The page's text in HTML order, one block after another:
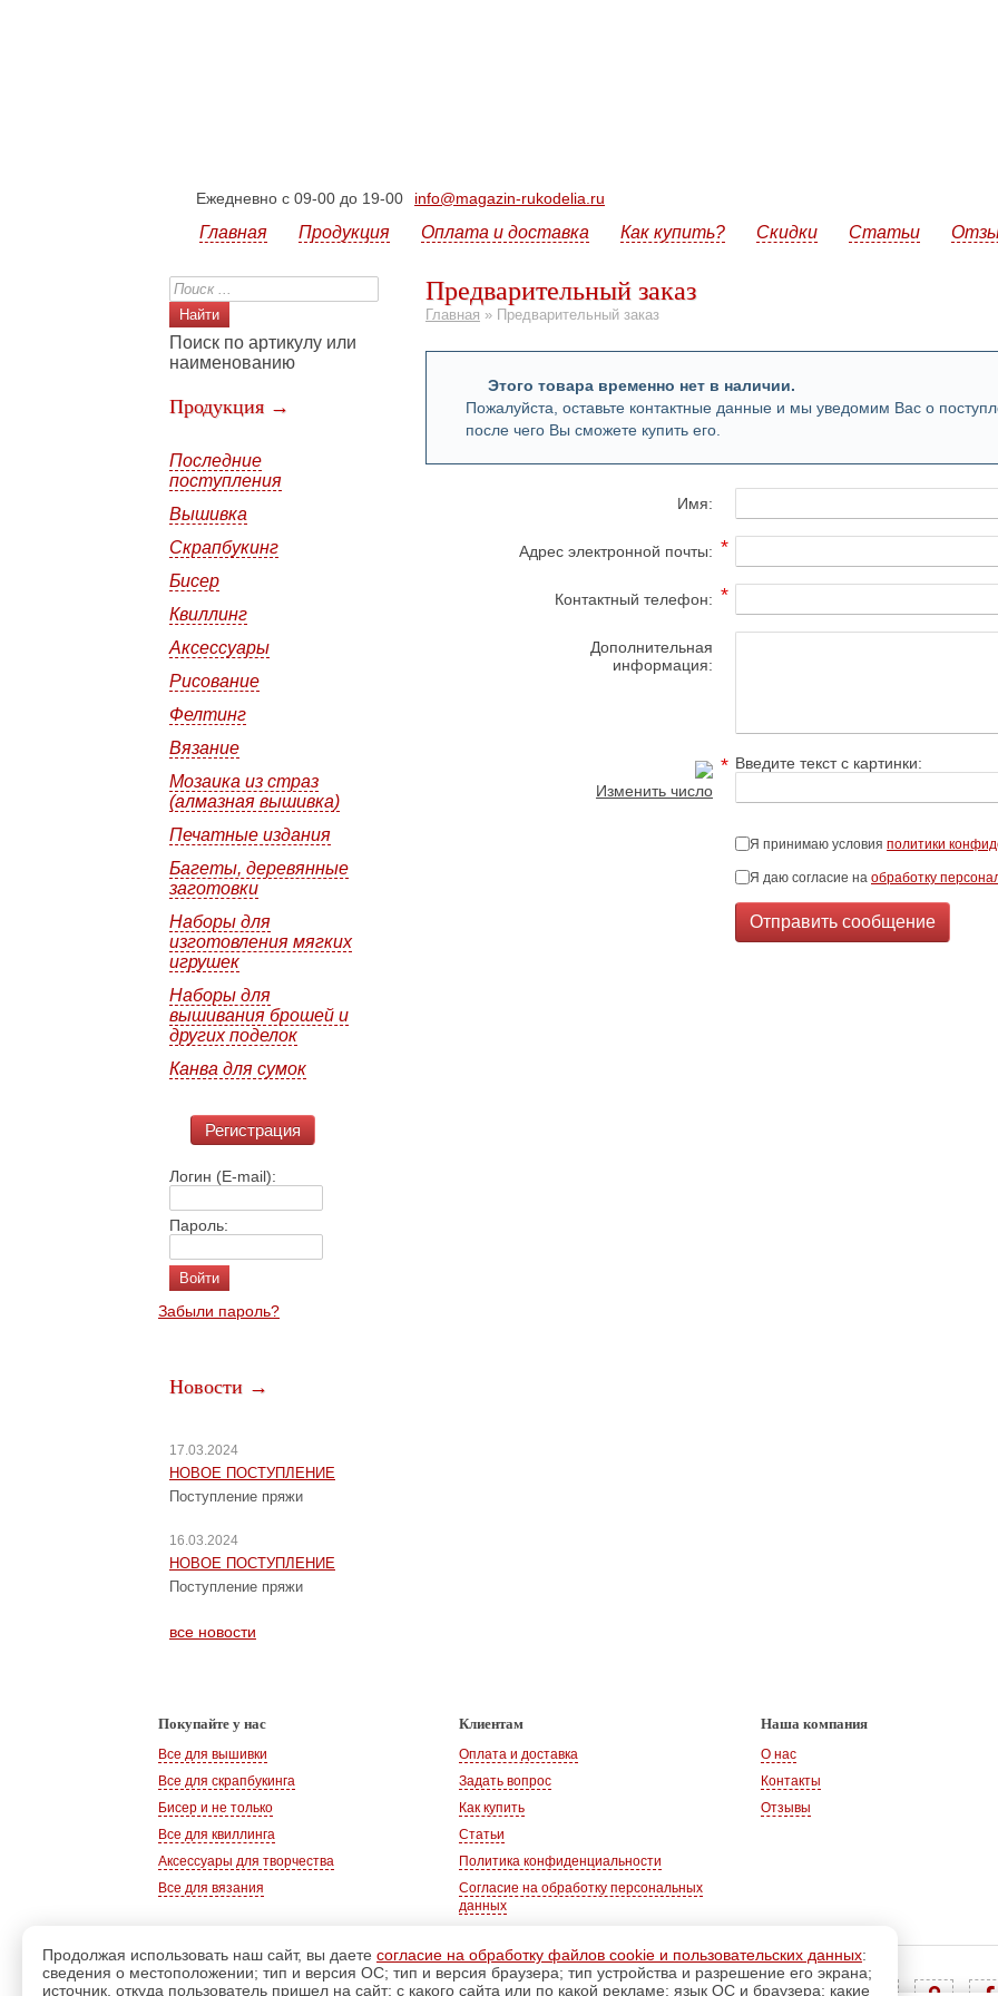
Ежедневно с 09-00 до 19-00 info@magazin-rukodelia.ru
Главная Продукция Оплата и доставка Как купить? Скидки Статьи
Поиск по артикулу или
наименованию
Продукция →
Последние
поступления
Вышивка
Скрапбукинг
Бисер
Квиллинг
Аксессуары
Рисование
Фелтинг
Вязание
Мозаика из страз
(алмазная вышивка)
Печатные издания
Багеты, деревянные
заготовки
Наборы для
изготовления мягких
игрушек
Наборы для
вышивания брошей и
других поделок
Канва для сумок
Регистрация
Логин (E-mail):
Пароль:
Забыли пароль?
Новости →
17.03.2024
НОВОЕ ПОСТУПЛЕНИЕ
Поступление пряжи
16.03.2024
НОВОЕ ПОСТУПЛЕНИЕ
Поступление пряжи
все новости
Предварительный заказ
Главная » Предварительный заказ
Этого товара временно нет в наличии.
Пожалуйста, оставьте контактные данные и мы уведомим Вас о
после чего Вы сможете купить его.
Имя:
Адрес электронной почты: *
Контактный телефон: *
Дополнительная
информация:
Изменить число
* Введите текст с картинки:
Я принимаю условия политики
Я даю согласие на обработку
Отправить сообщение
Покупайте у нас
Все для вышивки
Все для скрапбукинга
Бисер и не только
Все для квиллинга
Аксессуары для творчества
Все для вязания
Клиентам
Оплата и доставка
Задать вопрос
Как купить
Статьи
Политика конфиденциальности
Согласие на обработку персональных
данных
Наша компания
О нас
Контакты
Отзывы
© 2008-2026, «Магазин рукоделия»
Адрес: 347360, Ростовская обл., г. Волгодонск
Продолжая использовать наш сайт, вы даете согласие на обработку файлов cookie и пользовательских данных:
сведения о местоположении; тип и версия ОС; тип и версия браузера; тип устройства и разрешение его экрана;
источник, откуда пользователь пришел на сайт; с какого сайта или по какой рекламе; язык ОС и браузера; какие